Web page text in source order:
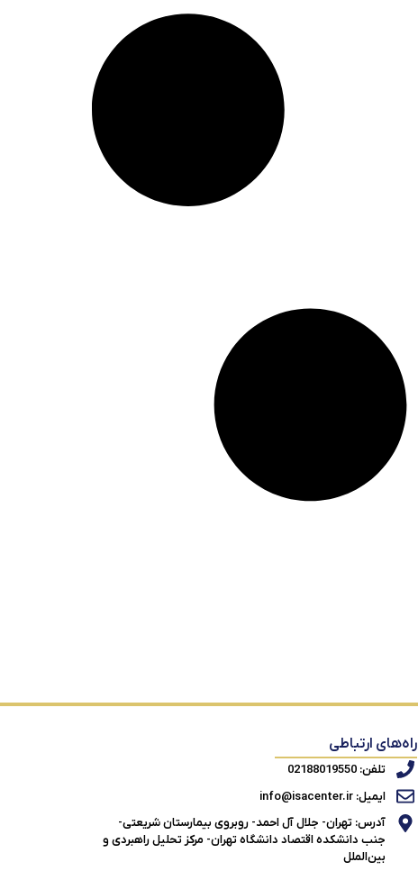
راه‌های ارتباطی
تلفن: 02188019550
ایمیل: info@isacenter.ir
آدرس: تهران- جلال آل احمد- روبروی بیمارستان شریعتی-
جنب دانشکده اقتصاد دانشگاه تهران- مرکز تحلیل راهبردی و
بین‌الملل